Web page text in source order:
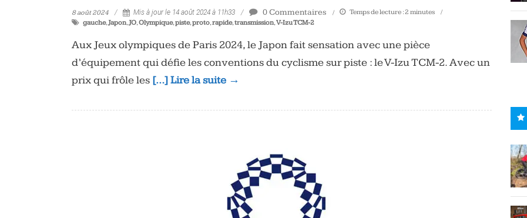
8 août 2024 Mis à jour le 14 août 2024 à 11h33 0 Commentaires Temps de lecture :2 minutes
gauche,Japon,JO,Olympique,piste,proto,rapide,transmission,V-Izu TCM-2
Aux Jeux olympiques de Paris 2024, le Japon fait sensation avec une pièce
d’équipement qui défie les conventions du cyclisme sur piste : le V-Izu TCM-2. Avec un
prix qui frôle les […] Lire la suite →